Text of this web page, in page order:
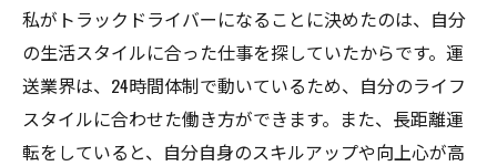
私がトラックドライバーになることに決めたのは、自分
の生活スタイルに合った仕事を探していたからです。運
送業界は、24時間体制で動いているため、自分のライフ
スタイルに合わせた働き方ができます。また、長距離運
転をしていると、自分自身のスキルアップや向上心が高